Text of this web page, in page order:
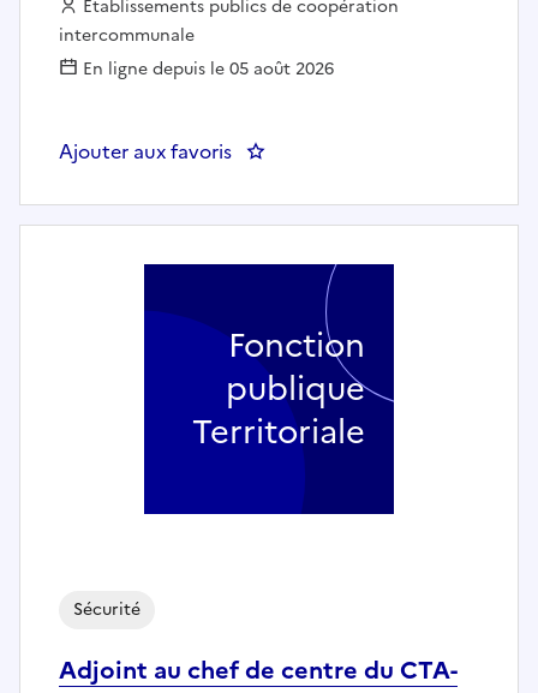
Employeur :
Etablissements publics de coopération
intercommunale
En ligne depuis le 05 août 2026
Ajouter aux favoris : 2 Agents de Police municipale
Adjoint au chef de centre du CTA-
Sécurité
Fonction
publique
Territoriale